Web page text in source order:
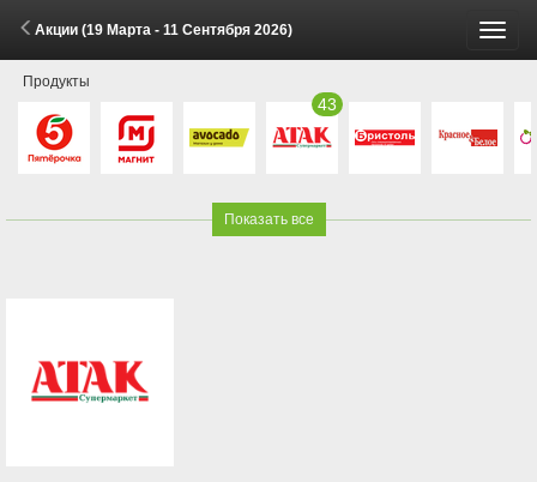
Акции (19 Марта - 11 Сентября 2026)
Продукты
43
Показать все